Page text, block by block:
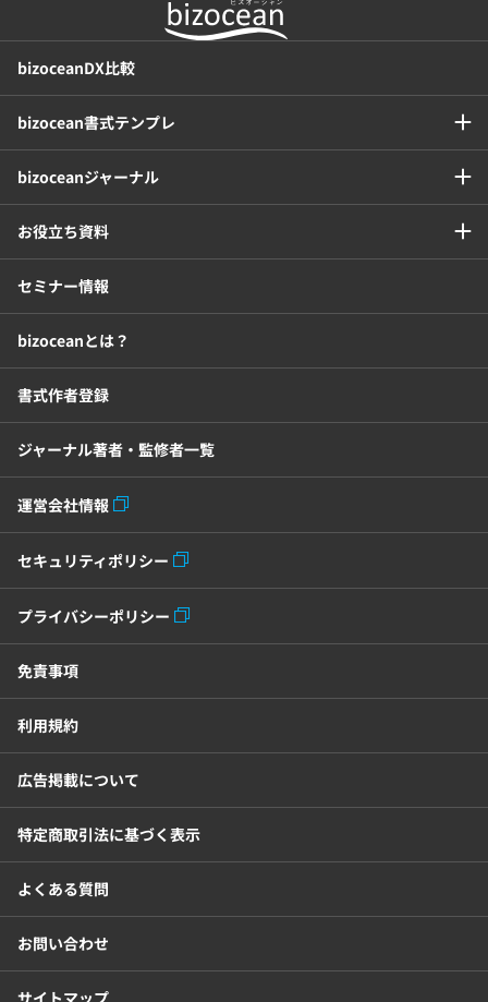
bizoceanDX比較
bizocean書式テンプレ
bizoceanジャーナル
お役立ち資料
セミナー情報
bizoceanとは？
書式作者登録
ジャーナル著者・監修者一覧
運営会社情報
セキュリティポリシー
プライバシーポリシー
免責事項
利用規約
広告掲載について
特定商取引法に基づく表示
よくある質問
お問い合わせ